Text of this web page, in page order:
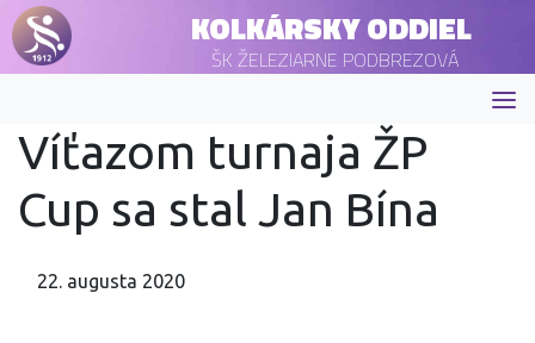
KOLKÁRSKY ODDIEL
ŠK ŽELEZIARNE PODBREZOVÁ
Víťazom turnaja ŽP
Cup sa stal Jan Bína
22. augusta 2020